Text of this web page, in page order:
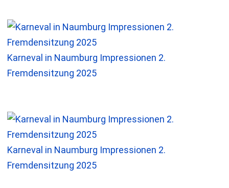
Karneval in Naumburg Impressionen 2.
Fremdensitzung 2025
Karneval in Naumburg Impressionen 2.
Fremdensitzung 2025